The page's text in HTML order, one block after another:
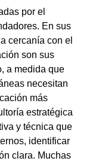
por el
En sus
cercanía con el
son sus
a medida que
necesitan
más
estratégica
y técnica que
identificar
clara. Muchas